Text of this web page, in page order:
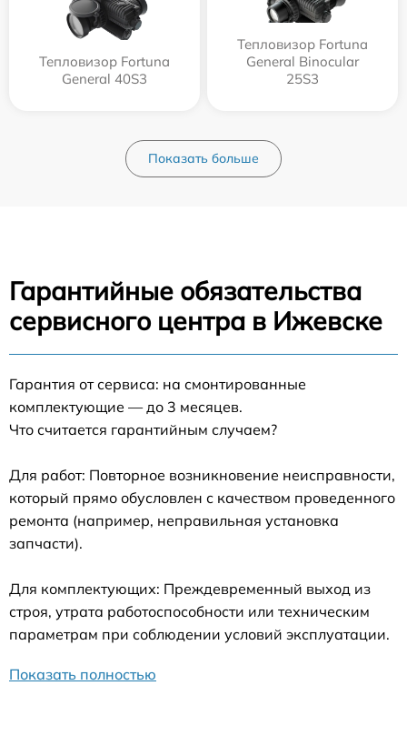
Тепловизор Fortuna
General 40S3
Тепловизор Fortuna
General Binocular
25S3
Показать больше
Гарантийные обязательства
сервисного центра в Ижевске
Гарантия от сервиса: на смонтированные
комплектующие — до 3 месяцев.
Что считается гарантийным случаем?
Для работ: Повторное возникновение неисправности,
который прямо обусловлен с качеством проведенного
ремонта (например, неправильная установка
запчасти).
Для комплектующих: Преждевременный выход из
строя, утрата работоспособности или техническим
параметрам при соблюдении условий эксплуатации.
Показать полностью